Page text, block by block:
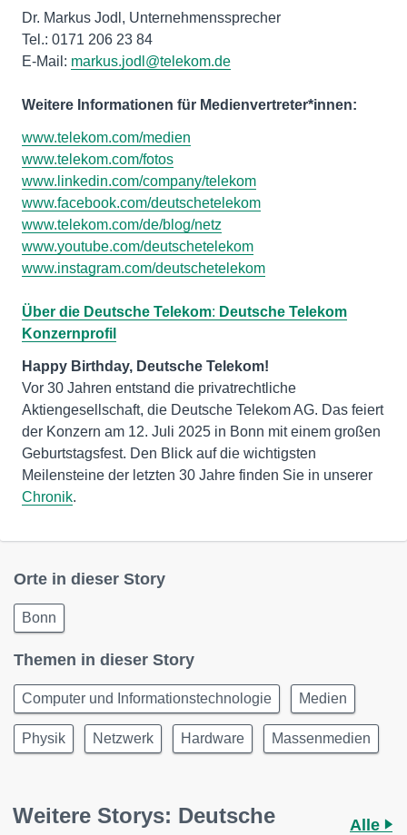
Dr. Markus Jodl, Unternehmenssprecher
Tel.: 0171 206 23 84
E-Mail: markus.jodl@telekom.de
Weitere Informationen für Medienvertreter*innen:
www.telekom.com/medien
www.telekom.com/fotos
www.linkedin.com/company/telekom
www.facebook.com/deutschetelekom
www.telekom.com/de/blog/netz
www.youtube.com/deutschetelekom
www.instagram.com/deutschetelekom
Über die Deutsche Telekom: Deutsche Telekom
Konzernprofil
Vor 30 Jahren entstand die privatrechtliche
Aktiengesellschaft, die Deutsche Telekom AG. Das feiert
der Konzern am 12. Juli 2025 in Bonn mit einem großen
Geburtstagsfest. Den Blick auf die wichtigsten
Meilensteine der letzten 30 Jahre finden Sie in unserer
Chronik.
Orte in dieser Story
Bonn
Themen in dieser Story
Computer und Informationstechnologie Medien
Physik Netzwerk Hardware Massenmedien
Weitere Storys: Deutsche
Alle